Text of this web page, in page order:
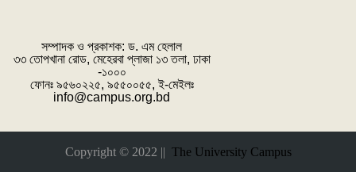
সম্পাদক ও প্রকাশক: ‌ড. এম হেলাল
৩৩ তোপখানা রোড, মেহেরবা প্লাজা ১৩ তলা, ঢাকা
-১০০০
ফোনঃ ৯৫৬০২২৫, ৯৫৫০০৫৫, ই-মেইলঃ
info@campus.org.bd
Copyright © 2022 || The University Campus